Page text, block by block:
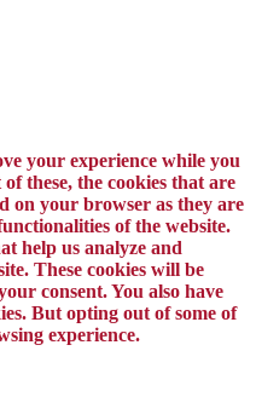
your experience while you
these, the cookies that are
on your browser as they are
of the website.
help us analyze and
These cookies will be
consent. You also have
But opting out of some of
experience.